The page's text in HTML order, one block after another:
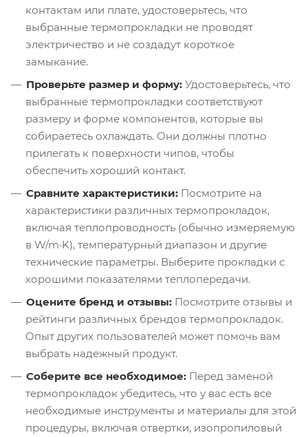
контактам или плате, удостоверьтесь, что
выбранные термопрокладки не проводят
электричество и не создадут короткое
замыкание.
Проверьте размер и форму: Удостоверьтесь, что
выбранные термопрокладки соответствуют
размеру и форме компонентов, которые вы
собираетесь охлаждать. Они должны плотно
прилегать к поверхности чипов, чтобы
обеспечить хороший контакт.
Сравните характеристики: Посмотрите на
характеристики различных термопрокладок,
включая теплопроводность (обычно измеряемую
в W/m·K), температурный диапазон и другие
технические параметры. Выберите прокладки с
хорошими показателями теплопередачи.
Оцените бренд и отзывы: Посмотрите отзывы и
рейтинги различных брендов термопрокладок.
Опыт других пользователей может помочь вам
выбрать надежный продукт.
Соберите все необходимое: Перед заменой
термопрокладок убедитесь, что у вас есть все
необходимые инструменты и материалы для этой
процедуры, включая отвертки, изопропиловый